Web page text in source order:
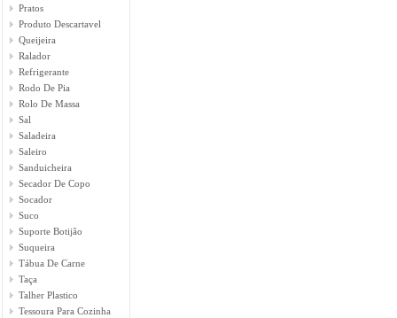
Pratos
Produto Descartavel
Queijeira
Ralador
Refrigerante
Rodo De Pia
Rolo De Massa
Sal
Saladeira
Saleiro
Sanduicheira
Secador De Copo
Socador
Suco
Suporte Botijão
Suqueira
Tábua De Carne
Taça
Talher Plastico
Tessoura Para Cozinha